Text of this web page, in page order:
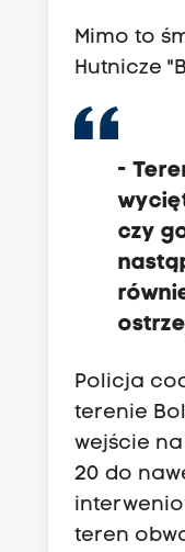
Mimo to
Hutnicze
-
czy
Policja
terenie
wejście
20 do
teren